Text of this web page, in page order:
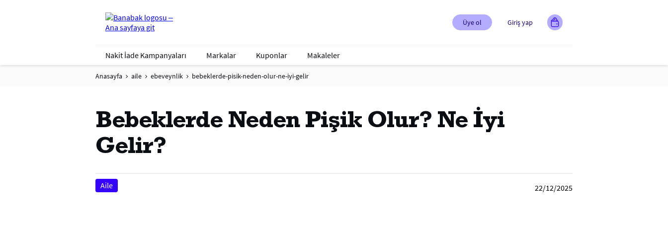
Üye ol Giriş yap
Nakit İade Kampanyaları Markalar Kuponlar Makaleler
Anasayfa aile ebeveynlik bebeklerde-pisik-neden-olur-ne-iyi-gelir
Bebeklerde Neden Pişik Olur? Ne İyi
Gelir?
Aile 22/12/2025